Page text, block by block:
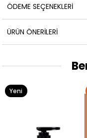
ÖDEME SEÇENEKLERI
ÜRÜN ÖNERILERI
Yeni